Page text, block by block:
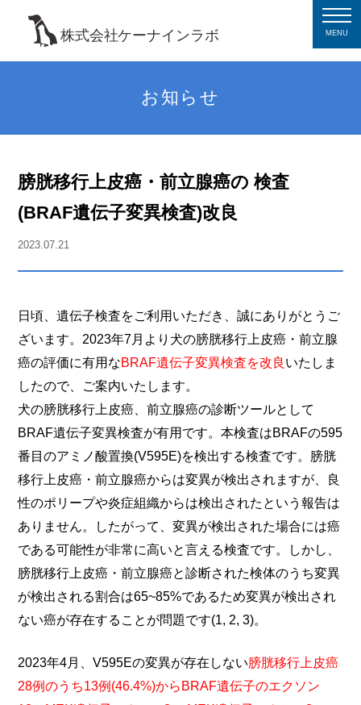
MENU
お知らせ
膀胱移行上皮癌・前立腺癌の 検査
(BRAF遺伝子変異検査)改良
2023.07.21
日頃、遺伝子検査をご利用いただき、誠にありがとうご
ざいます。2023年7月より犬の膀胱移行上皮癌・前立腺
癌の評価に有用なBRAF遺伝子変異検査を改良 いたしま
したので、ご案内いたします。
犬の膀胱移行上皮癌、前立腺癌の診断ツールとして
BRAF遺伝子変異検査が有用です。本検査はBRAFの595
番目のアミノ酸置換(V595E)を検出する検査です。膀胱
移行上皮癌・前立腺癌からは変異が検出されますが、良
性のポリープや炎症組織からは検出されたという報告は
ありません。したがって、変異が検出された場合には癌
である可能性が非常に高いと言える検査です。しかし、
膀胱移行上皮癌・前立腺癌と診断された検体のうち変異
が検出される割合は65~85%であるため変異が検出され
ない癌が存在することが問題です(1, 2, 3)。
2023年4月、V595Eの変異が存在しない膀胱移行上皮癌
28例のうち13例(46.4%)からBRAF遺伝子のエクソン